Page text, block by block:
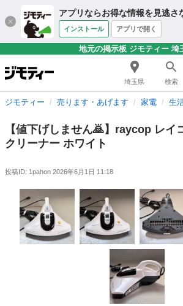
アプリならお得な情報を見逃さ
インストール アプリで開く
地元の掲示板 ジモティー 埼
埼玉県 検索
ジモティー 売ります・あげます 家電 生
【値下げしません🙇】raycop レイ
クリーナー ホワイト
投稿ID: 1pahon 2026年6月1日 11:18